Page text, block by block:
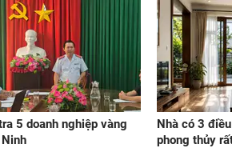
5 doanh nghiệp vàng
Nhà có 3
phong thủy